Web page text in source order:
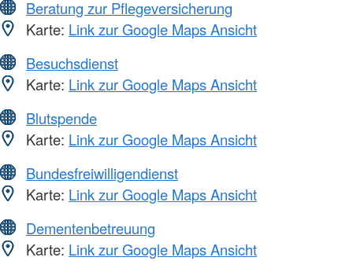
Beratung zur Pflegeversicherung
Karte: Link zur Google Maps Ansicht
Besuchsdienst
Karte: Link zur Google Maps Ansicht
Blutspende
Karte: Link zur Google Maps Ansicht
Bundesfreiwilligendienst
Karte: Link zur Google Maps Ansicht
Dementenbetreuung
Karte: Link zur Google Maps Ansicht